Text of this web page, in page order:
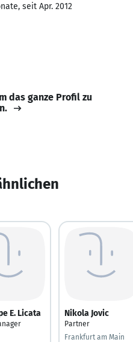
seit Apr. 2012
das ganze Profil zu
E. Licata Nikola Jovic
Partner
Frankfurt am Main